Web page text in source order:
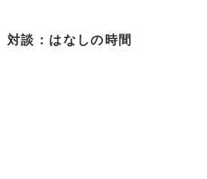
対談：はなしの時間